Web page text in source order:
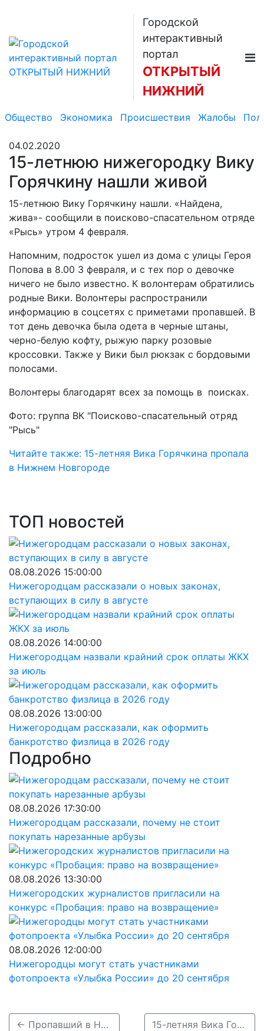
Городской
интерактивный
портал
ОТКРЫТЫЙ
НИЖНИЙ
Общество Экономика Происшествия Жалобы
04.02.2020
15-летнюю нижегородку Вику
Горячкину нашли живой
15-летнюю Вику Горячкину нашли. «Найдена,
жива»- сообщили в поисково-спасательном отряде
«Рысь» утром 4 февраля.
Напомним, подросток ушел из дома с улицы Героя
Попова в 8.00 3 февраля, и с тех пор о девочке
ничего не было известно. К волонтерам обратились
родные Вики. Волонтеры распространили
информацию в соцсетях с приметами пропавшей. В
тот день девочка была одета в черные штаны,
черно-белую кофту, рыжую парку розовые
кроссовки. Также у Вики был рюкзак с бордовыми
полосами.
Волонтеры благодарят всех за помощь в поисках.
Фото: группа ВК "Поисково-спасательный отряд
"Рысь"
Читайте также: 15-летняя Вика Горячкина пропала
в Нижнем Новгороде
ТОП новостей
08.08.2026 15:00:00
Нижегородцам рассказали о новых законах,
вступающих в силу в августе
08.08.2026 14:00:00
Нижегородцам назвали крайний срок оплаты ЖКХ
за июль
08.08.2026 13:00:00
Нижегородцам рассказали, как оформить
банкротство физлица в 2026 году
Подробно
08.08.2026 17:30:00
Нижегородцам рассказали, почему не стоит
покупать нарезанные арбузы
08.08.2026 13:30:00
Нижегородских журналистов пригласили на
конкурс «Пробация: право на возвращение»
08.08.2026 12:00:00
Нижегородцы могут стать участниками
фотопроекта «Улыбка России» до 20 сентября
← Пропавший в Нижнем Новгороде 28-летний Владислав Харин погиб 15-летняя Вика Горячкина пропала в Нижнем Новгороде →